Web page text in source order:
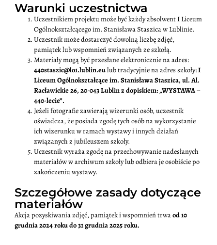
Warunki uczestnictwa
Uczestnikiem projektu może być każdy absolwent I Liceum
Ogólnokształcącego im. Stanisława Staszica w Lublinie.
Uczestnik może dostarczyć dowolną liczbę zdjęć,
pamiątek lub wspomnień związanych ze szkołą.
Materiały mogą być przesłane elektronicznie na adres:
440staszic@lo1.lublin.eulub tradycyjnie na adres szkoły:I
Liceum Ogólnokształcące im. Stanisława Staszica, ul. Al.
Racławickie 26, 20-043 Lublin z dopiskiem: „WYSTAWA –
440-lecie”.
Jeżeli fotografie zawierają wizerunki osób, uczestnik
oświadcza, że posiada zgodę tych osób na wykorzystanie
ich wizerunku w ramach wystawy i innych działań
związanych z jubileuszem szkoły.
Uczestnik wyraża zgodę na przechowywanie nadesłanych
materiałów w archiwum szkoły lub odbiera je osobiście po
zakończeniu wystawy.
Szczegółowe zasady dotyczące
materiałów
Akcja pozyskiwania zdjęć, pamiątek i wspomnień trwaod 10
grudnia 2024 roku do 31 grudnia 2025 roku.